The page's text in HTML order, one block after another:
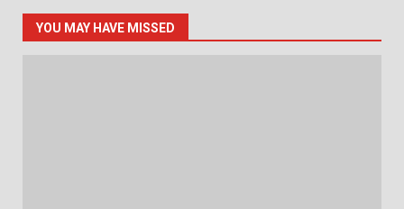
YOU MAY HAVE MISSED